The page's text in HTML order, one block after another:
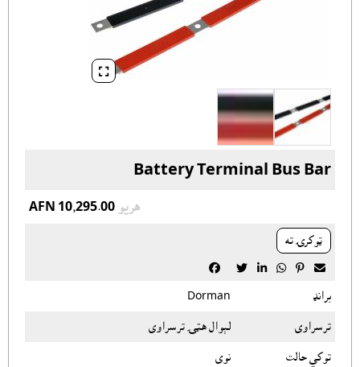

Battery Terminal Bus Bar
AFN 10,295.00 هريو
ټوکرۍ ته
     
برانډ Dorman
ترسراوى لېوال هټۍ ترسراوى
توکي حالت نوى